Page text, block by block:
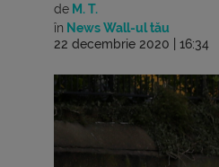
de M. T.
în News Wall-ul tău
22 decembrie 2020 | 16:34